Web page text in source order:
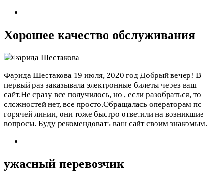
Хорошее качество обслуживания
Фарида Шестакова 19 июля, 2020 год Добрый вечер! В
первый раз заказывала электронные билеты через ваш
сайт.Не сразу все получилось, но , если разобраться, то
сложностей нет, все просто.Обращалась операторам по
горячей линии, они тоже быстро ответили на возникшие
вопросы. Буду рекомендовать ваш сайт своим знакомым.
ужасный перевозчик